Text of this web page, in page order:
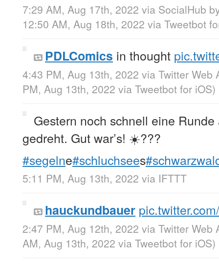
7:29 AM, Aug 17th, 2022 via SocialHub
12:50 AM, Aug 18th, 2022 via Tweetbot
PDLComics in thought
4:43 PM, Aug 13th, 2022 via Twitter Web
PM, Aug 13th, 2022 via Tweetbot for iΟS)
Gestern noch schnell eine
gedreht. Gut war’s! ☀️???
#segelne#schluchsees
5:11 PM, Aug 13th, 2022 via IFTTT
hauckundbauer
2:47 PM, Aug 12th, 2022 via Twitter Web
AM, Aug 13th, 2022 via Tweetbot for iΟS)